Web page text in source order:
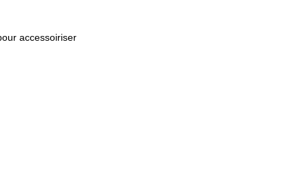
accessoiriser